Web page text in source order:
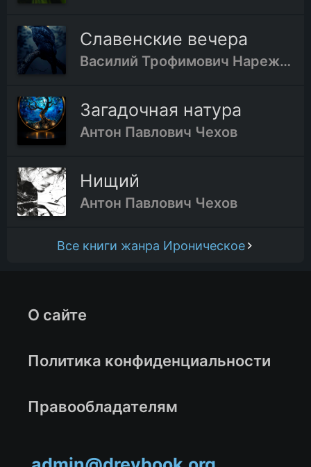
Славенские вечера
Василий Трофимович Нарежный
Загадочная натура
Антон Павлович Чехов
Нищий
Антон Павлович Чехов
Все книги жанра Ироническое
О сайте
Политика конфиденциальности
Правообладателям